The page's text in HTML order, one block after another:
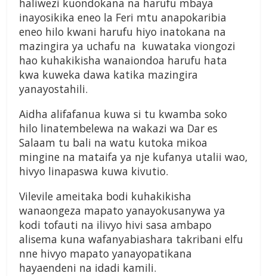
haliwezi kuondokana na harufu mbaya
inayosikika eneo la Feri mtu anapokaribia
eneo hilo kwani harufu hiyo inatokana na
mazingira ya uchafu na kuwataka viongozi
hao kuhakikisha wanaiondoa harufu hata
kwa kuweka dawa katika mazingira
yanayostahili.
Aidha alifafanua kuwa si tu kwamba soko
hilo linatembelewa na wakazi wa Dar es
Salaam tu bali na watu kutoka mikoa
mingine na mataifa ya nje kufanya utalii wao,
hivyo linapaswa kuwa kivutio.
Vilevile ameitaka bodi kuhakikisha
wanaongeza mapato yanayokusanywa ya
kodi tofauti na ilivyo hivi sasa ambapo
alisema kuna wafanyabiashara takribani elfu
nne hivyo mapato yanayopatikana
hayaendeni na idadi kamili.